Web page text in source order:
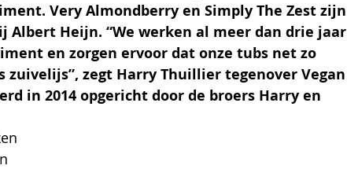
Very Almondberry en Simply The Zest zijn
Albert Heijn. “We werken al meer dan drie jaar
en zorgen ervoor dat onze tubs net zo
zegt Harry Thuillier tegenover Vegan
in 2014 opgericht door de broers Harry en